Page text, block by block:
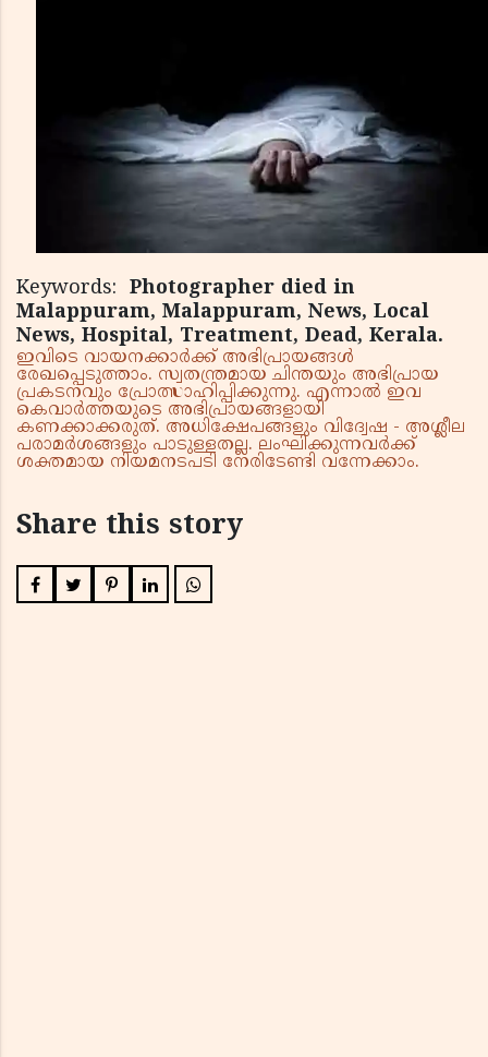
Keywords: Photographer died in
Malappuram, Malappuram, News, Local
News, Hospital, Treatment, Dead, Kerala.
ഇവിടെ വായനക്കാർക്ക് അഭിപ്രായങ്ങൾ
രേഖപ്പെടുത്താം. സ്വതന്ത്രമായ ചിന്തയും അഭിപ്രായ
പ്രകടനവും പ്രോത്സാഹിപ്പിക്കുന്നു. എന്നാൽ ഇവ
കെവാർത്തയുടെ അഭിപ്രായങ്ങളായി
കണക്കാക്കരുത്. അധിക്ഷേപങ്ങളും വിദ്വേഷ - അശ്ലീല
പരാമർശങ്ങളും പാടുള്ളതല്ല. ലംഘിക്കുന്നവർക്ക്
ശക്തമായ നിയമനടപടി നേരിടേണ്ടി വന്നേക്കാം.
Share this story